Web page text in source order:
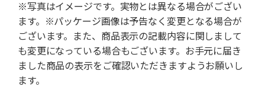
※写真はイメージです。実物とは異なる場合がござい
ます。※パッケージ画像は予告なく変更となる場合が
ございます。また、商品表示の記載内容に関しまして
も変更になっている場合もございます。お手元に届き
ました商品の表示をご確認いただきますようお願いし
ます。